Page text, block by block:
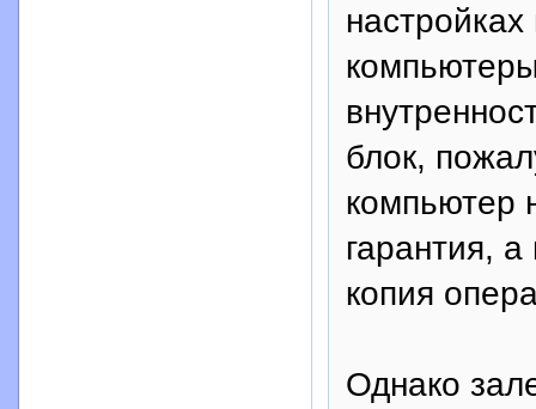
блок,
компьютер
гарантия,
копия
Однако